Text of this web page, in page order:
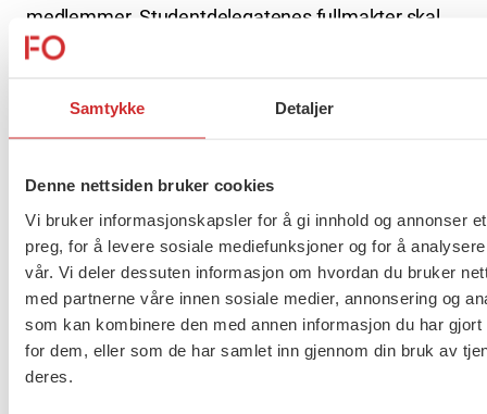
Samtykke Detaljer
Denne nettsiden bruker cookies
Vi bruker informasjonskapsler for å gi innhold og annonser
preg, for å levere sosiale mediefunksjoner og for å
vår. Vi deler dessuten informasjon om hvordan du bruker
med partnerne våre innen sosiale medier, annonsering og
som kan kombinere den med annen informasjon du har gjort
for dem, eller som de har samlet inn gjennom din bruk av
deres.
medlemmer. Studentdelegatenes fullmakter skal
være underskrevet av FO-Studentenes leder.
gransker fullmaktene og legger fram sin innstilling
fullmaktenes godkjenning.
FO dekker reise- og oppholdsutgifter for innkalte
landsmøtedeltakere.
Flere saker Se alle